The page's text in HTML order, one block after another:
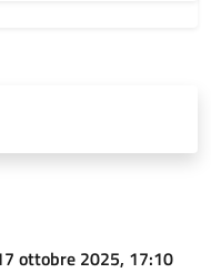
ottobre 2025, 17:10